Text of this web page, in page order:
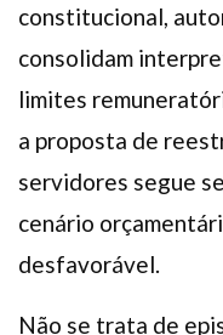
constitucional,
consolidam
limites
a proposta de
servidores segue
cenário
desfavorável.
Não se trata de